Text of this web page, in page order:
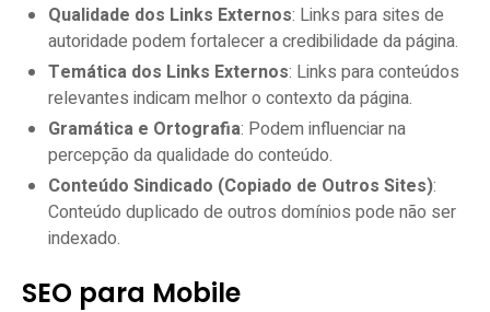
Qualidade dos Links Externos: Links para sites de
autoridade podem fortalecer a credibilidade da página.
Temática dos Links Externos: Links para conteúdos
relevantes indicam melhor o contexto da página.
Gramática e Ortografia: Podem influenciar na
percepção da qualidade do conteúdo.
Conteúdo Sindicado (Copiado de Outros Sites):
Conteúdo duplicado de outros domínios pode não ser
indexado.
SEO para Mobile